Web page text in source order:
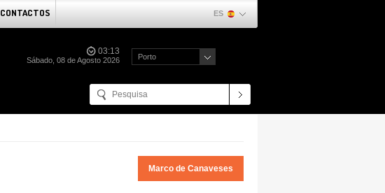
CONTACTOS ES
03:13
Sábado, 08 de Agosto 2026 Porto
Marco de Canaveses